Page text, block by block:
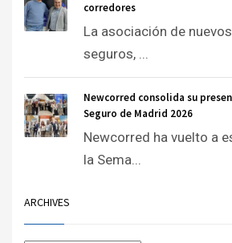
corredores
La asociación de
seguros, ...
Newcorred consolida su
Seguro de Madrid 2026
Newcorred ha vuelto a
la Sema...
ARCHIVES